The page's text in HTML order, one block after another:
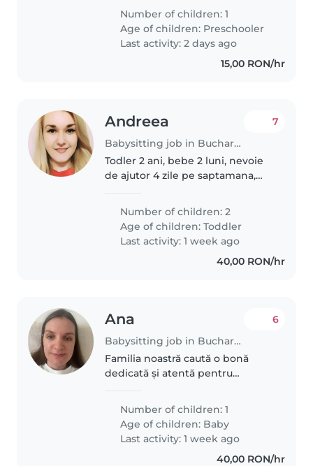
descurcăreață, veselă, amuzantă.
E un copil ușor de îndrăgit. Am
nevoie de o persoană care o
Number of children: 1
Age of children: Preschooler
Last activity: 2 days ago
15,00 RON/hr
Andreea
Babysitting job in Bucharest
7
Todler 2 ani, bebe 2 luni, nevoie
de ajutor 4 zile pe saptamana,
de 2 ani, activitati si joaca
Number of children: 2
Age of children:Toddler
Last activity: 1 week ago
40,00 RON/hr
Ana
Babysitting job in Bucharest
6
Familia noastră caută o bonă
dedicată și atentă pentru
Dragostea pentru copii și
abilitatea de a transforma orice
moment într-o joacă sunt
calități..
Number of children: 1
Age of children: Baby
Last activity: 1 week ago
40,00 RON/hr